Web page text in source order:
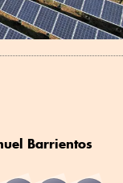
Barrientos